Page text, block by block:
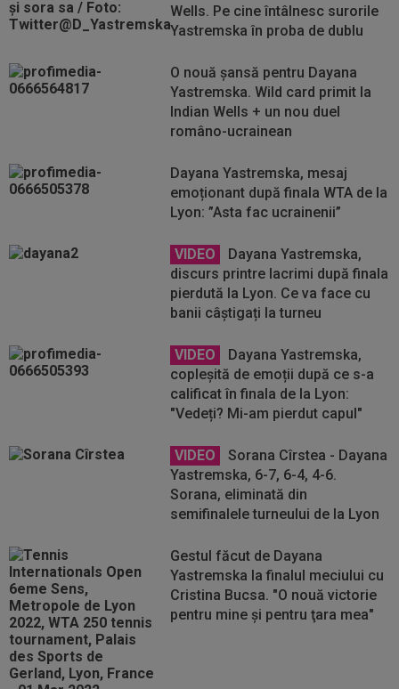
Wells. Pe cine întâlnesc surorile
Yastremska în proba de dublu
O nouă șansă pentru Dayana
Yastremska. Wild card primit la
Indian Wells + un nou duel
româno-ucrainean
Dayana Yastremska, mesaj
emoționant după finala WTA de la
Lyon: ”Asta fac ucrainenii”
VIDEO
Dayana Yastremska,
discurs printre lacrimi după finala
pierdută la Lyon. Ce va face cu
banii câștigați la turneu
VIDEO
Dayana Yastremska,
copleșită de emoții după ce s-a
calificat în finala de la Lyon:
"Vedeți? Mi-am pierdut capul"
VIDEO
Sorana Cîrstea - Dayana
Yastremska, 6-7, 6-4, 4-6.
Sorana, eliminată din
semifinalele turneului de la Lyon
Gestul făcut de Dayana
Yastremska la finalul meciului cu
Cristina Bucsa. "O nouă victorie
pentru mine şi pentru ţara mea"